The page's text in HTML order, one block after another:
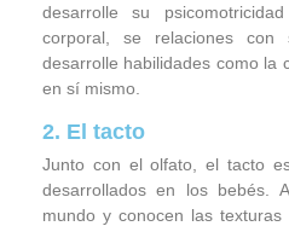
desarrolle su
corporal, se relaciones
desarrolle habilidades como la
en sí mismo.
2. El tacto
Junto con el olfato, el tacto
desarrollados en los bebés.
mundo y conocen las